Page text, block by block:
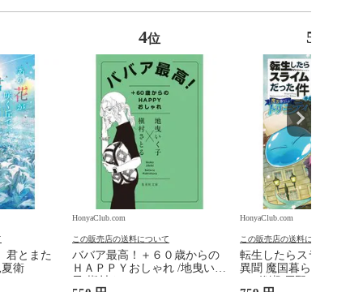
君とまた
衛
4位
HonyaClub.com
この販売店の送料について
ババア最高！＋６０歳からの
ＨＡＰＰＹおしゃれ /地曳いく
5
HonyaClub.com
この販売店の送料について
転生したらスライムだ
異聞 魔国暮らしのトリ